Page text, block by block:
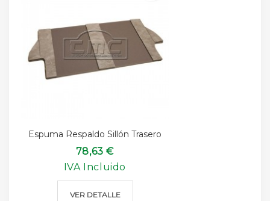
Espuma Respaldo Sillón Trasero
78,63 €
IVA Incluido
VER DETALLE